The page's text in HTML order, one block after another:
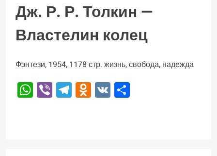
Дж. Р. Р. Толкин —
Властелин колец
Фэнтези, 1954, 1178 стр. жизнь, свобода, надежда
WhatsApp
ViberTelegram
Odnoklassniki
VK